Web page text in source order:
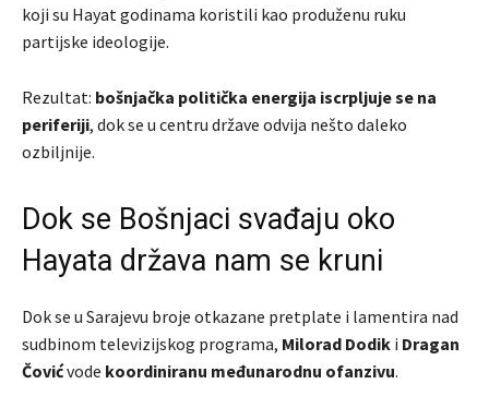
koji su Hayat godinama koristili kao produženu ruku
partijske ideologije.
Rezultat: bošnjačka politička energija iscrpljuje se na
periferiji, dok se u centru države odvija nešto daleko
ozbiljnije.
Dok se Bošnjaci svađaju oko
Hayata država nam se kruni
Dok se u Sarajevu broje otkazane pretplate i lamentira nad
sudbinom televizijskog programa, Milorad Dodik i Dragan
Čovićvode koordiniranu međunarodnu ofanzivu.